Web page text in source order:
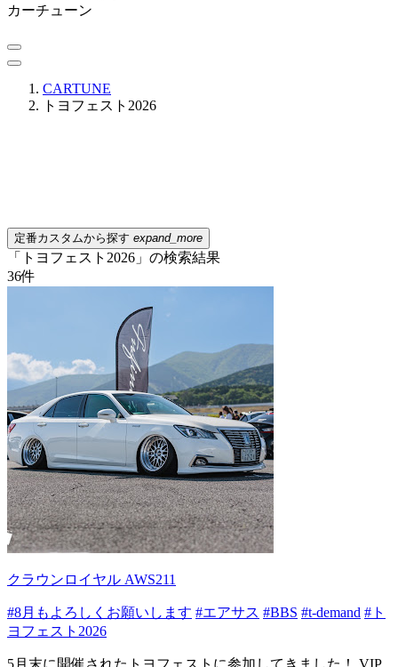
カーチューン
CARTUNE
トヨフェスト2026
定番カスタムから探す expand_more
「トヨフェスト2026」の検索結果
36件
クラウンロイヤル AWS211
#8月もよろしくお願いします #エアサス #BBS #t-demand #ト
ヨフェスト2026
5月末に開催されたトヨフェストに参加してきました！ VIP